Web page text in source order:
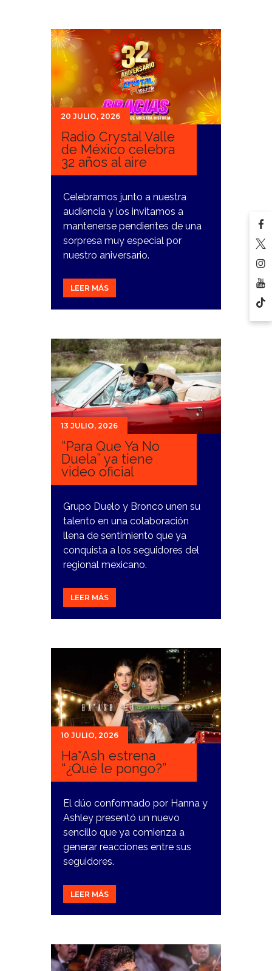
20 JULIO, 2026
Radio Crystal Valle
de México celebra
32 años al aire
Celebramos junto a nuestra
audiencia y los invitamos a
mantenerse pendientes de una
sorpresa muy especial por
nuestro aniversario.
LEER MÁS
13 JULIO, 2026
“Para Que Ya No
Duela” ya tiene
video oficial
Grupo Duelo y Bronco unen su
talento en una colaboración
llena de sentimiento que ya
conquista a los seguidores del
regional mexicano.
LEER MÁS
10 JULIO, 2026
Ha*Ash estrena
“¿Qué le pongo?”
El dúo conformado por Hanna y
Ashley presentó un nuevo
sencillo que ya comienza a
generar reacciones entre sus
seguidores.
LEER MÁS